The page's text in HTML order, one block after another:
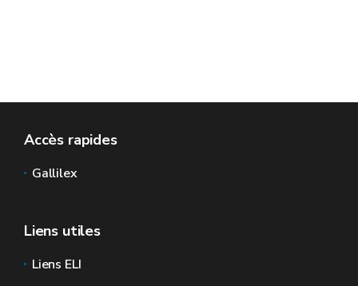
Accès rapides
Gallilex
Liens utiles
Liens ELI